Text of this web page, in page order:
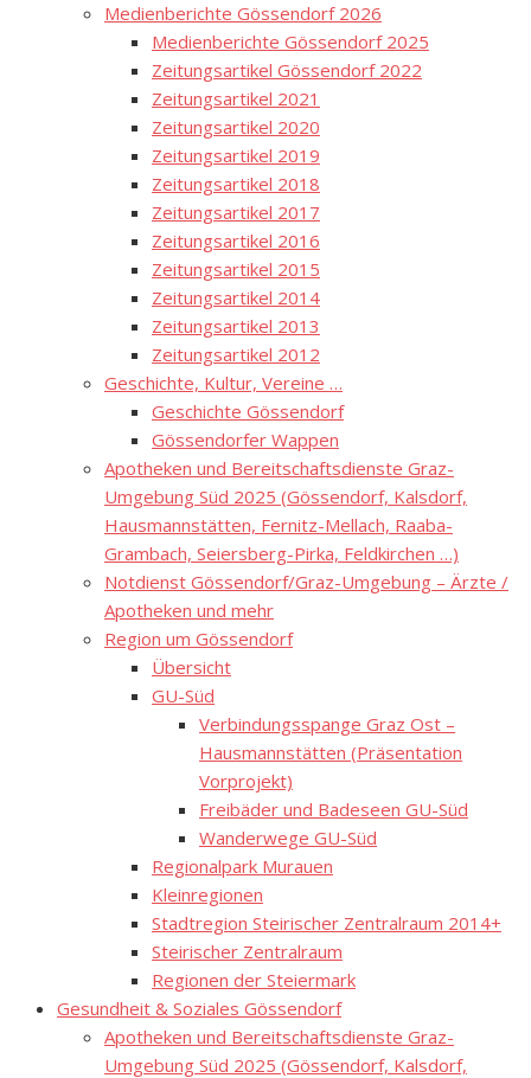
Medienberichte Gössendorf 2026
Medienberichte Gössendorf 2025
Zeitungsartikel Gössendorf 2022
Zeitungsartikel 2021
Zeitungsartikel 2020
Zeitungsartikel 2019
Zeitungsartikel 2018
Zeitungsartikel 2017
Zeitungsartikel 2016
Zeitungsartikel 2015
Zeitungsartikel 2014
Zeitungsartikel 2013
Zeitungsartikel 2012
Geschichte, Kultur, Vereine …
Geschichte Gössendorf
Gössendorfer Wappen
Apotheken und Bereitschaftsdienste Graz-
Umgebung Süd 2025 (Gössendorf, Kalsdorf,
Hausmannstätten, Fernitz-Mellach, Raaba-
Grambach, Seiersberg-Pirka, Feldkirchen …)
Notdienst Gössendorf/Graz-Umgebung – Ärzte /
Apotheken und mehr
Region um Gössendorf
Übersicht
GU-Süd
Verbindungsspange Graz Ost –
Hausmannstätten (Präsentation
Vorprojekt)
Freibäder und Badeseen GU-Süd
Wanderwege GU-Süd
Regionalpark Murauen
Kleinregionen
Stadtregion Steirischer Zentralraum 2014+
Steirischer Zentralraum
Regionen der Steiermark
Gesundheit & Soziales Gössendorf
Apotheken und Bereitschaftsdienste Graz-
Umgebung Süd 2025 (Gössendorf, Kalsdorf,